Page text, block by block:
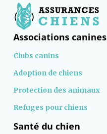
Associations canines
Clubs canins
Adoption de chiens
Protection des animaux
Refuges pour chiens
Santé du chien